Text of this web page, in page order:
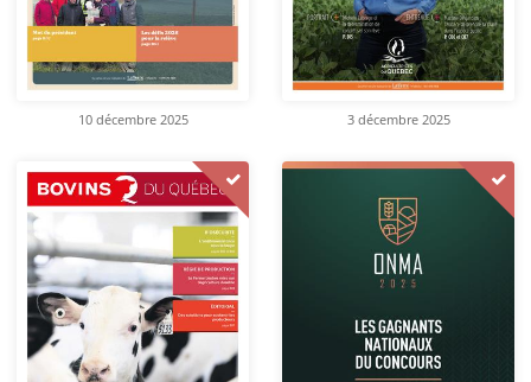
10 décembre 2025 3 décembre 2025